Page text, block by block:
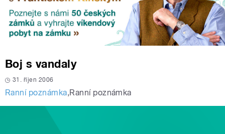
Boj s vandaly
31. říjen 2006
Ranní poznámka,Ranní poznámka